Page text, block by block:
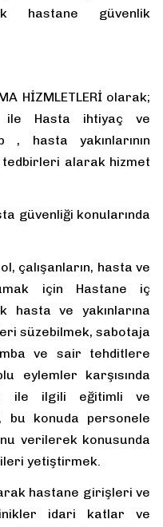
hastane güvenlik
HİZMLETLERİ olarak;
ile Hasta ihtiyaç ve
, hasta yakınlarının
alarak hizmet
güvenliği konularında
çalışanların, hasta ve
için Hastane iç
hasta ve yakınlarına
süzebilmek, sabotaja
ve sair tehditlere
eylemler karşısında
ile ilgili eğitimli ve
bu konuda personele
verilerek konusunda
yetiştirmek.
hastane girişleri ve
idari katlar ve